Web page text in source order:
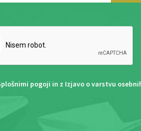
pogoji in z Izjavo o varstvu